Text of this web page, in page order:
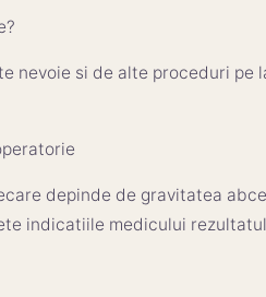
nevoie si de alte proceduri
depinde de gravitatea
indicatiile medicului